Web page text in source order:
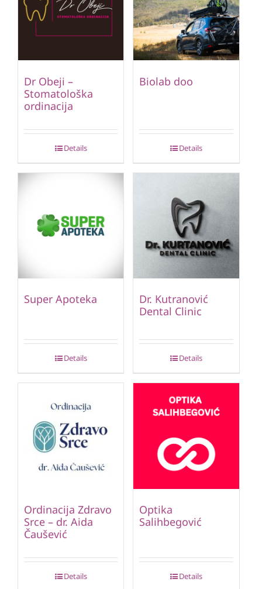
Dr Obeji –
Stomatološka
ordinacija
Details
Biolab doo
Details
Super Apoteka
Details
Dr. Kutranović
Dental Clinic
Details
Ordinacija Zdravo
Srce – dr. Aida
Čaušević
Details
Optika
Salihbegović
Details